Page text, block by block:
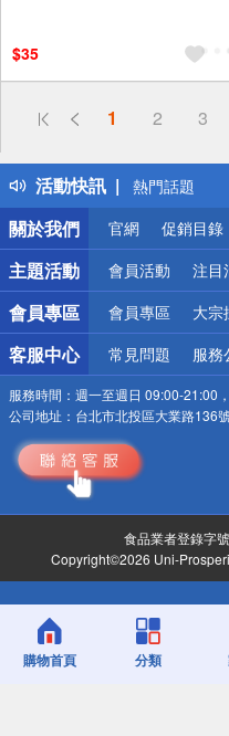
$35
1 2 3
活動快訊
偏遠地區配送
得獎公告
熱門話題
銀行優惠
偏遠地區配送
詐騙網頁！
關於我們
官網 促銷目錄
主題活動 會員活動 注目
會員專區 會員專區 大宗
客服中心 常見問題 服務
服務時間： 週一至週日 09:00-21:00
公司地址： 台北市北投區大業路136
食品業者登錄字
Copyright©2026 Uni-
購物首頁 分類